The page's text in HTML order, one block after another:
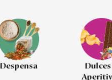
Despensa